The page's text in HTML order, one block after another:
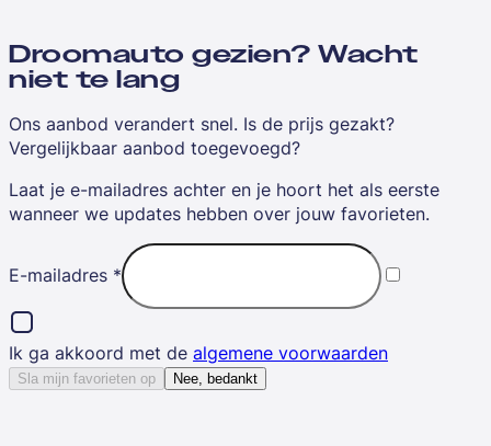
Droomauto gezien? Wacht
niet te lang
Ons aanbod verandert snel. Is de prijs gezakt?
Vergelijkbaar aanbod toegevoegd?
Laat je e-mailadres achter en je hoort het als eerste
wanneer we updates hebben over jouw favorieten.
E-mailadres *
Ik ga akkoord met de algemene voorwaarden
Sla mijn favorieten op Nee, bedankt